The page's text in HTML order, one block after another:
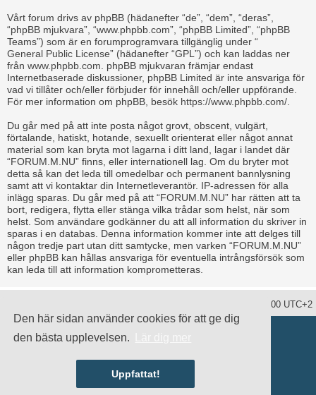
Den här sidan använder cookies för att ge dig
den bästa upplevelsen.
Uppfattat!
Vårt forum drivs av phpBB (hädanefter “de”, “dem”, “deras”,
“phpBB mjukvara”, “www.phpbb.com”, “phpBB Limited”, “phpBB
Teams”) som är en forumprogramvara tillgänglig under “
General Public License” (hädanefter “GPL”) och kan laddas ner
från www.phpbb.com . phpBB mjukvaran främjar endast
Internetbaserade diskussioner, phpBB Limited är inte ansvariga för
vad vi tillåter och/eller förbjuder för innehåll och/eller uppförande.
För mer information om phpBB, besök https://www.phpbb.com/
Du går med på att inte posta något grovt, obscent, vulgärt,
förtalande, hatiskt, hotande, sexuellt orienterat eller något annat
material som kan bryta mot lagarna i ditt land, lagar i landet där
“FORUM.M.NU” finns, eller internationell lag. Om du bryter mot
detta så kan det leda till omedelbar och permanent bannlysning
samt att vi kontaktar din Internetleverantör. IP-adressen för alla
inlägg sparas. Du går med på att “FORUM.M.NU” har rätten att ta
bort, redigera, flytta eller stänga vilka trådar som helst, när som
helst. Som användare godkänner du att all information du skriver in
sparas i en databas. Denna information kommer inte att delges till
någon tredje part utan ditt samtycke, men varken “FORUM.M.NU”
eller phpBB kan hållas ansvariga för eventuella intrångsförsök som
kan leda till att information komprometteras.
Alla tidsangivelser är UTC+02:00 UTC+2
Swedish translation byphpBB Sweden
Användarvillkor